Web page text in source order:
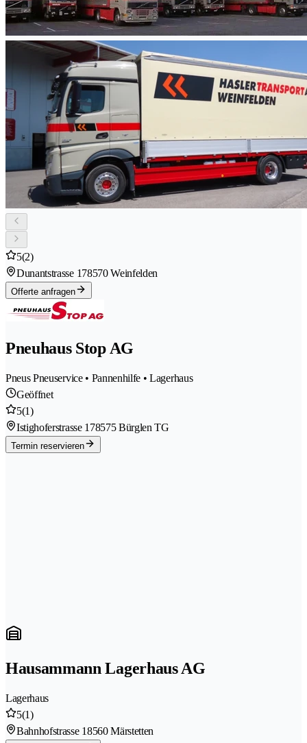
5(2)
Dunantstrasse 178570 Weinfelden
Offerte anfragen
Pneuhaus Stop AG
Pneus Pneuservice • Pannenhilfe • Lagerhaus
Geöffnet
5(1)
Istighoferstrasse 178575 Bürglen TG
Termin reservieren
Hausammann Lagerhaus AG
Lagerhaus
5(1)
Bahnhofstrasse 18560 Märstetten